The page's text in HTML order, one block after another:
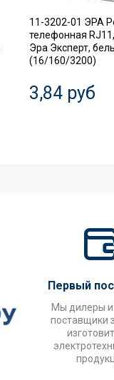
11-3202-01 ЭРА
телефонная
Эра Эксперт,
(16/160/3200)
3,84 руб
Первый
Мы дилеры
поставщики